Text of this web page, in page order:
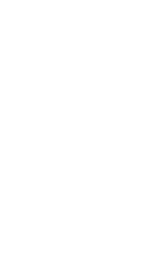
部に空間が必要になりま
床下エアコンを取付ける
、そしてメンテナンスコ
、それも8畳〜14畳用を１
で、家中が暖房できる訳
です。